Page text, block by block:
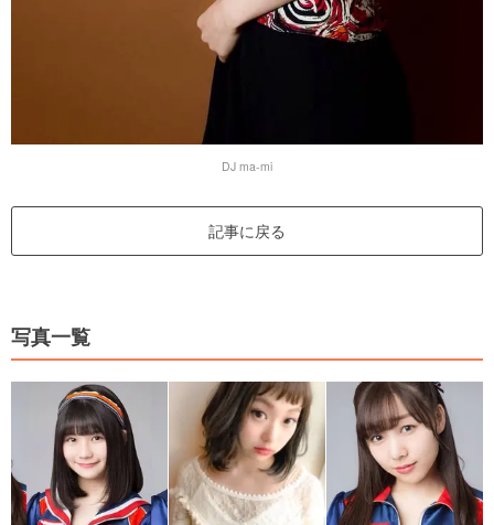
DJ ma-mi
記事に戻る
写真一覧